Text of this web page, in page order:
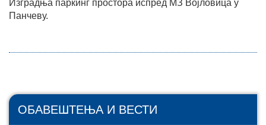
Изградња паркинг простора испред МЗ Војловица у
Панчеву.
ОБАВЕШТЕЊА И ВЕСТИ